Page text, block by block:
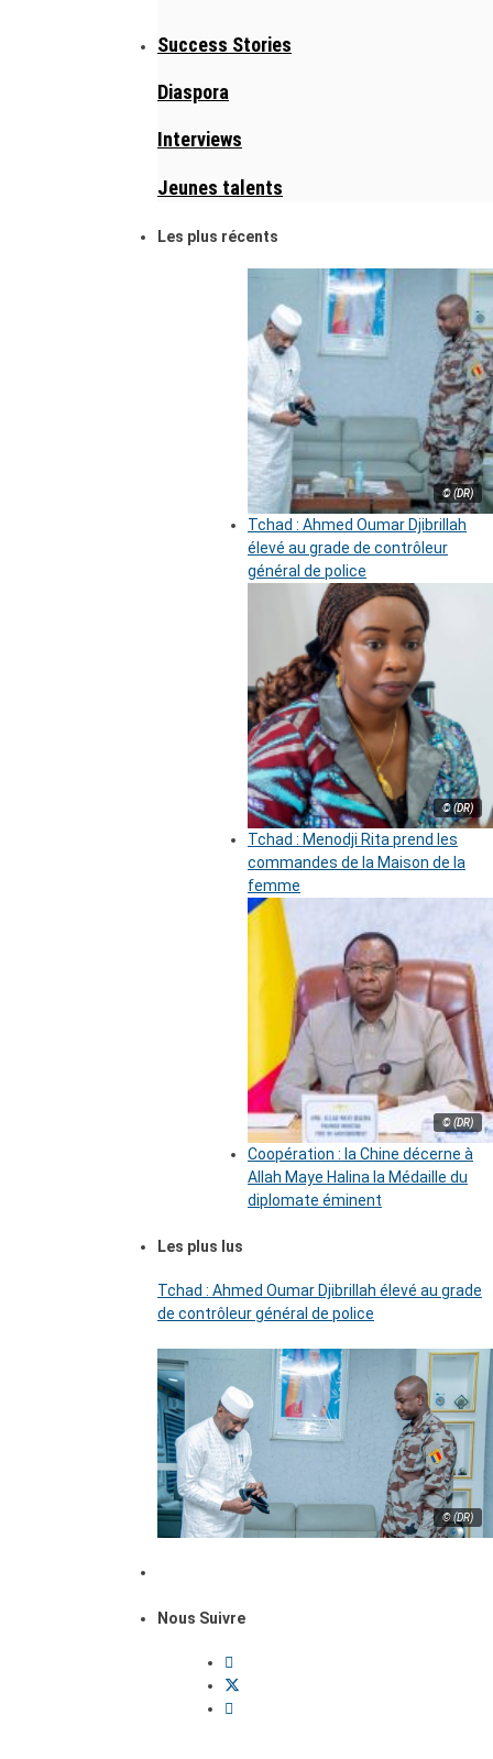
Success Stories
Diaspora
Interviews
Jeunes talents
Les plus récents
© (DR)
Tchad : Ahmed Oumar Djibrillah
élevé au grade de contrôleur
général de police
© (DR)
Tchad : Menodji Rita prend les
commandes de la Maison de la
femme
© (DR)
Coopération : la Chine décerne à
Allah Maye Halina la Médaille du
diplomate éminent
Les plus lus
Tchad : Ahmed Oumar Djibrillah élevé au grade
de contrôleur général de police
© (DR)
Nous Suivre